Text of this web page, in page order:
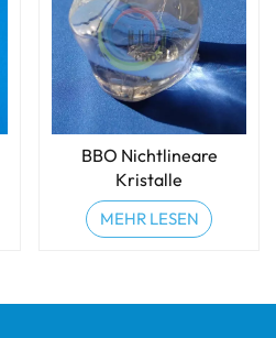
BBO Nichtlineare
Kristalle
MEHR LESEN